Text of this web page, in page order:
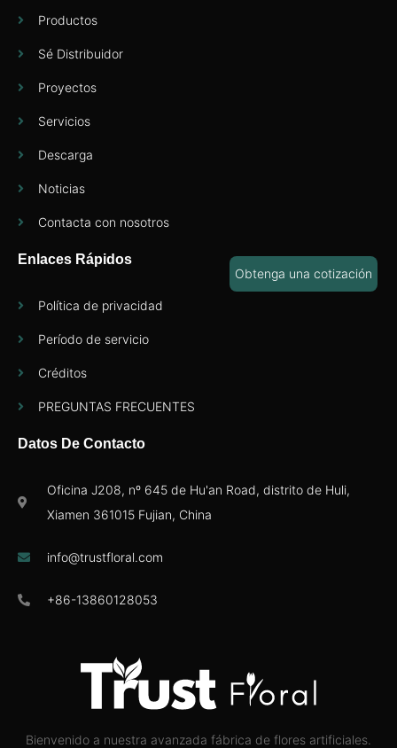
Bienvenido a nuestra avanzada fábrica de flores artificiales.
Productos
Sé Distribuidor
Proyectos
Servicios
Descarga
Noticias
Contacta con nosotros
Enlaces Rápidos
Política de privacidad
Período de servicio
Créditos
PREGUNTAS FRECUENTES
Datos De Contacto
Oficina J208, nº 645 de Hu'an Road, distrito de Huli,
Xiamen 361015 Fujian, China
info@trustfloral.com
+86-13860128053
Obtenga una cotización